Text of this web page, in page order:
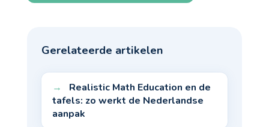
Gerelateerde artikelen
Realistic Math Education en de
tafels: zo werkt de Nederlandse
aanpak